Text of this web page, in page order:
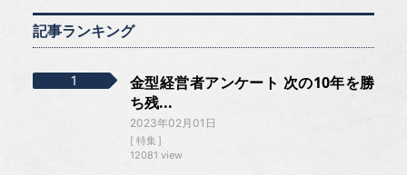
記事ランキング
金型経営者アンケート 次の10年を勝
ち残...
2023年02月01日
特集
12081 view